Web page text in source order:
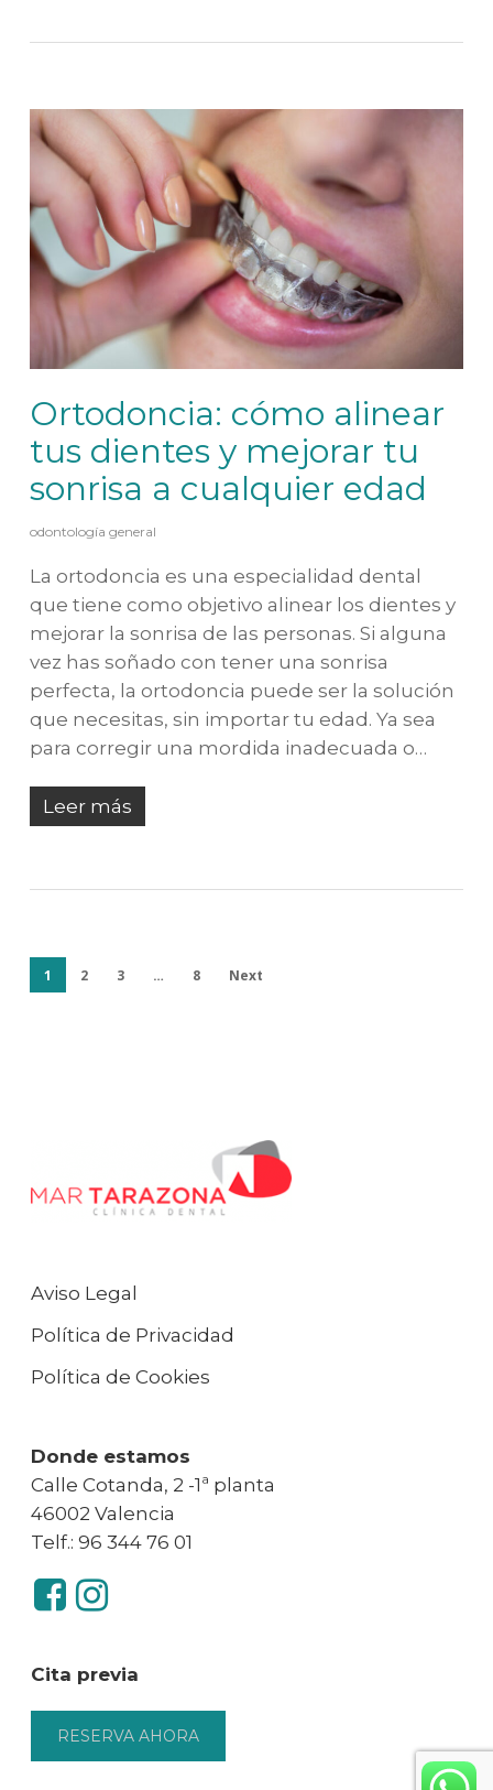
Ortodoncia: cómo alinear
tus dientes y mejorar tu
sonrisa a cualquier edad
odontología general
La ortodoncia es una especialidad dental
que tiene como objetivo alinear los dientes y
mejorar la sonrisa de las personas. Si alguna
vez has soñado con tener una sonrisa
perfecta, la ortodoncia puede ser la solución
que necesitas, sin importar tu edad. Ya sea
para corregir una mordida inadecuada o…
Leer más
1 2 3 … 8 Next
Aviso Legal
Política de Privacidad
Política de Cookies
Donde estamos
Calle Cotanda, 2 -1ª planta
46002 Valencia
Telf.: 96 344 76 01
Cita previa
RESERVA AHORA